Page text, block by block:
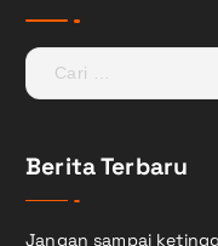
C
a
u
n
Berita Terbaru
Jangan sampai